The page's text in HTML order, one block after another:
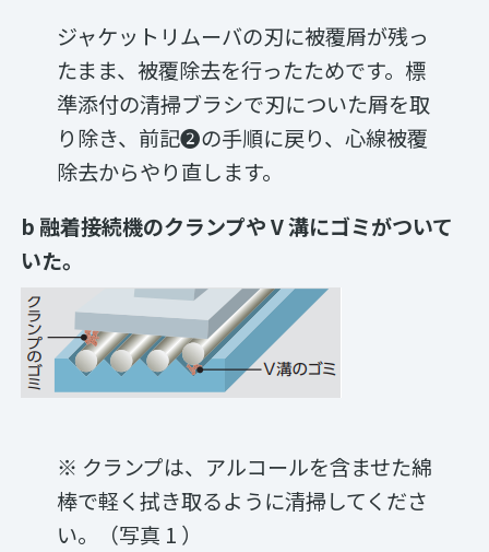
ジャケットリムーバの刃に被覆屑が残っ
たまま、被覆除去を行ったためです。標
準添付の清掃ブラシで刃についた屑を取
り除き、前記❷の手順に戻り、心線被覆
除去からやり直します。
b 融着接続機のクランプや V 溝にゴミがついて
いた。
※ クランプは、アルコールを含ませた綿
棒で軽く拭き取るように清掃してくださ
い。（写真 1 ）